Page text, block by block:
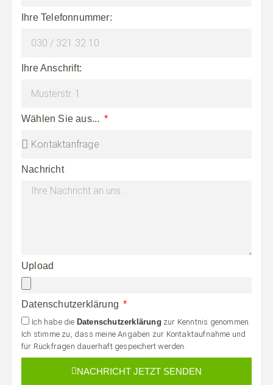
Ihre Telefonnummer:
Ihre Anschrift:
Wählen Sie aus...
Nachricht
Upload
Datenschutzerklärung
Ich habe die Datenschutzerklärung zur Kenntnis genommen.
Ich stimme zu, dass meine Angaben zur Kontaktaufnahme und
für Rückfragen dauerhaft gespeichert werden.
NACHRICHT JETZT SENDEN